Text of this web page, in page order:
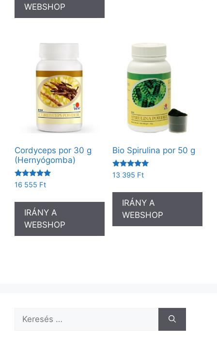
WEBSHOP
Cordyceps por 30 g
(Hernyógomba)
Értékelés:
5.00
16 555 Ft
IRÁNY A
WEBSHOP
Bio Spirulina por 50 g
Értékelés:
5.00
13 395 Ft
IRÁNY A
WEBSHOP
Keresés: